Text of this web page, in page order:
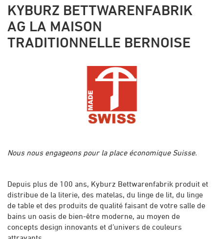
KYBURZ BETTWARENFABRIK
AG LA MAISON
TRADITIONNELLE BERNOISE
Nous nous engageons pour la place économique Suisse.
Depuis plus de 100 ans, Kyburz Bettwarenfabrik produit et
distribue de la literie, des matelas, du linge de lit, du linge
de table et des produits de qualité faisant de votre salle de
bains un oasis de bien-être moderne, au moyen de
concepts design innovants et d’univers de couleurs